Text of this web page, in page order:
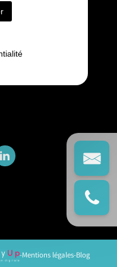
: 9h - 18h
-Mentions légales-Blog